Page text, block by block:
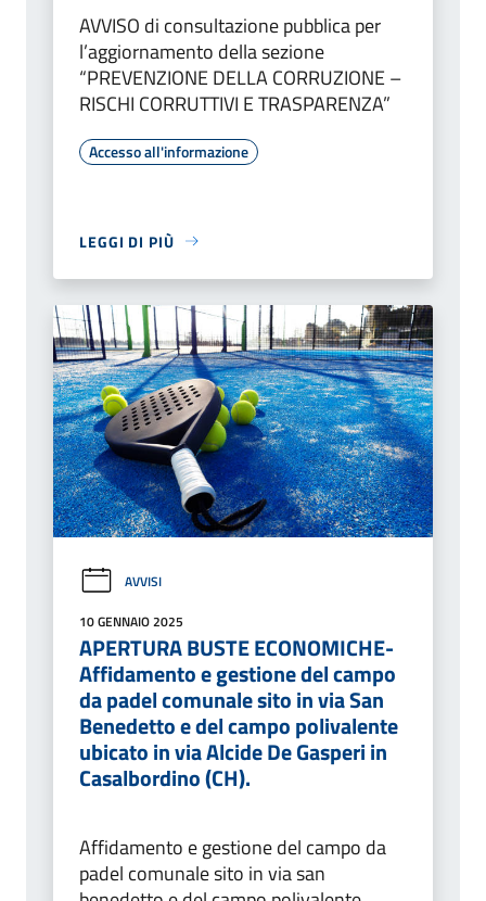
AVVISO di consultazione pubblica per
l’aggiornamento della sezione
“PREVENZIONE DELLA CORRUZIONE –
RISCHI CORRUTTIVI E TRASPARENZA”
Accesso all'informazione
LEGGI DI PIÙ
AVVISI
10 GENNAIO 2025
APERTURA BUSTE ECONOMICHE-
Affidamento e gestione del campo
da padel comunale sito in via San
Benedetto e del campo polivalente
ubicato in via Alcide De Gasperi in
Casalbordino (CH).
Affidamento e gestione del campo da
padel comunale sito in via san